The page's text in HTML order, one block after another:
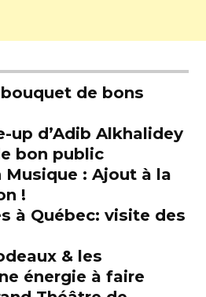
de bons
up d’Adib Alkhalidey
bon public
Musique : Ajout à la
!
à Québec: visite des
& les
énergie à faire